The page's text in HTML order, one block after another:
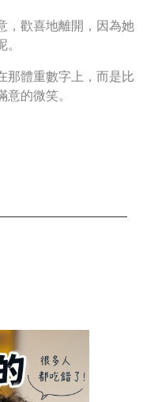
，歡喜地離開，因為她
那體重數字上，而是比
的微笑。